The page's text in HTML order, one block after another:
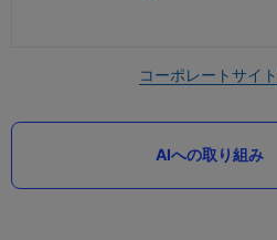
コーポレートサイト
AIへの取り組み